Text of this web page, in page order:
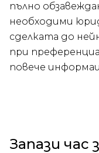
пълно
необходими
сделката до
при
повече
Запази час